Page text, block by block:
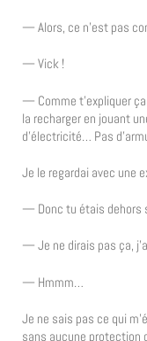
— Alors, ce n’est pas
— Vick !
— Comme t’expliquer
la recharger en jouant
d’électricité… Pas
Je le regardai avec une
— Donc tu étais dehors
— Je ne dirais pas ça,
— Hmmm…
Je ne sais pas ce qui
sans aucune protection